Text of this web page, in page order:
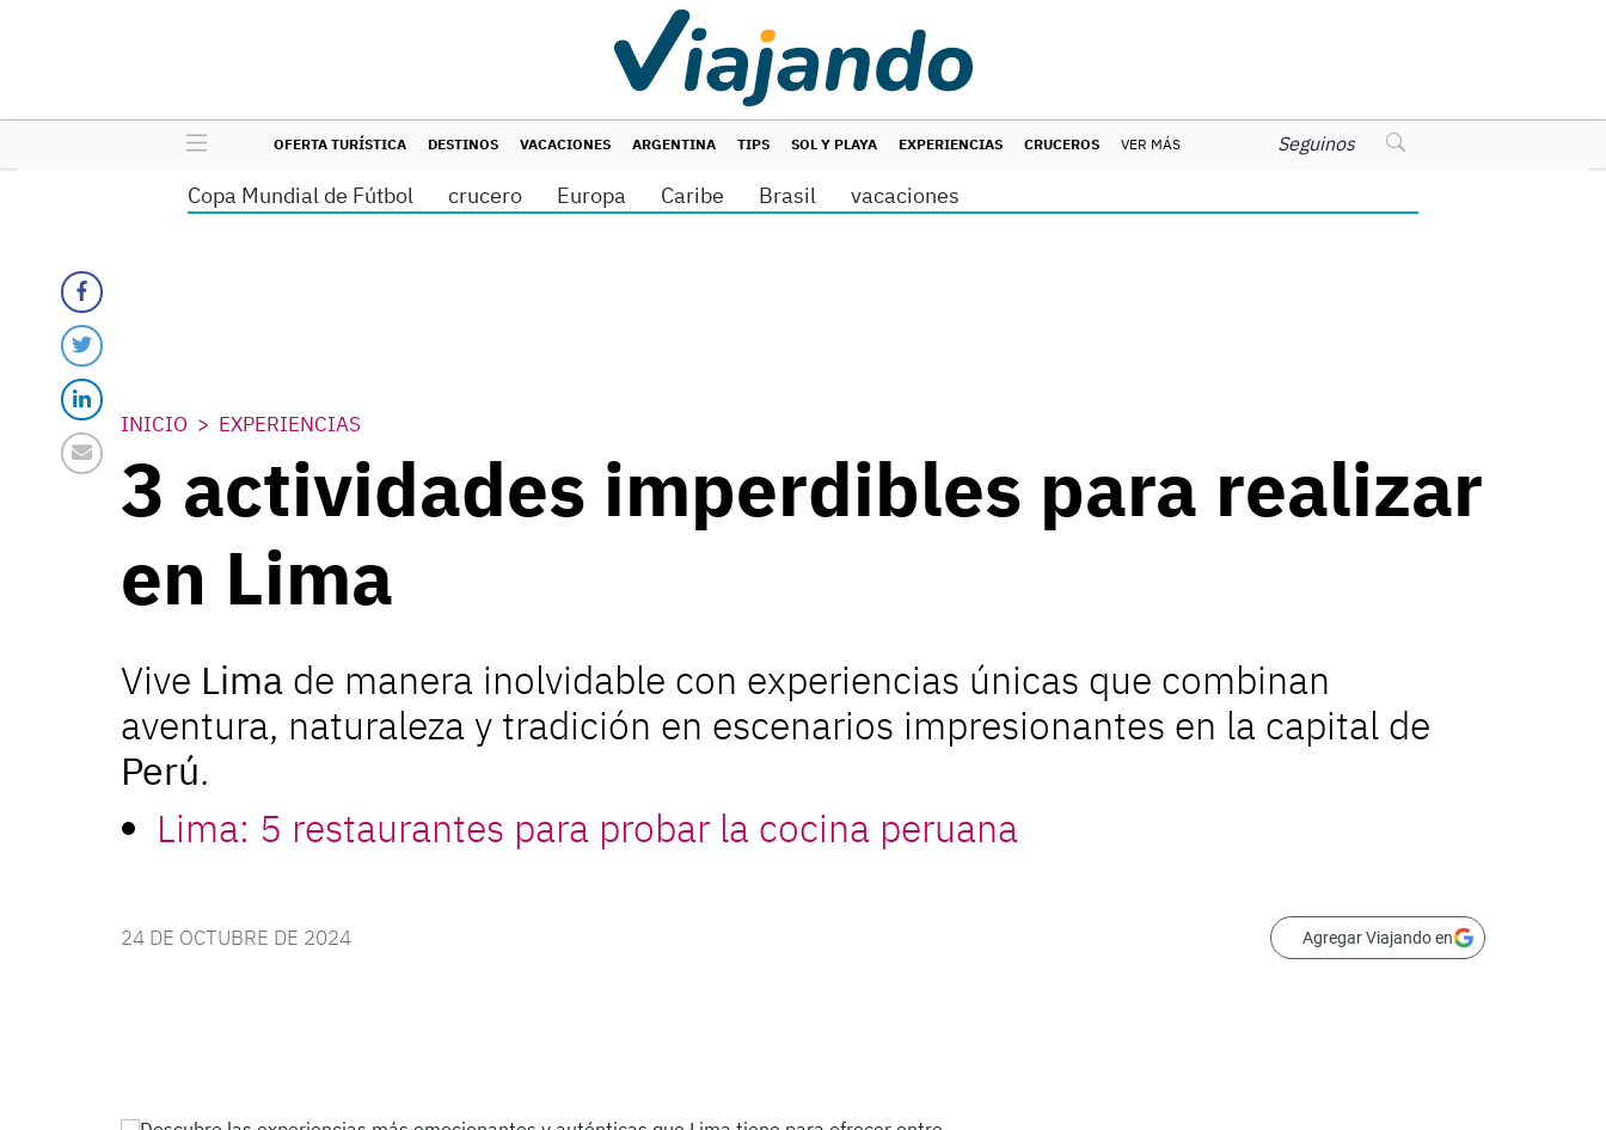
OFERTA TURÍSTICA DESTINOS VACACIONES ARGENTINA TIPS SOL Y PLAYA EXPERIENCIAS CRUCEROS VER MÁS Seguinos
Copa Mundial de Fútbol crucero Europa Caribe Brasil vacaciones
INICIO EXPERIENCIAS
3 actividades imperdibles para realizar
en Lima
Vive Lima de manera inolvidable con experiencias únicas que combinan
aventura, naturaleza y tradición en escenarios impresionantes en la capital de
Perú.
Lima: 5 restaurantes para probar la cocina peruana
24 DE OCTUBRE DE 2024 Agregar Viajando en